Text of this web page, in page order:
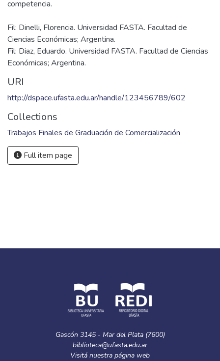
Fil: Dinelli, Florencia. Universidad FASTA. Facultad de
Ciencias Económicas; Argentina.
Fil: Diaz, Eduardo. Universidad FASTA. Facultad de Ciencias
Económicas; Argentina.
URI
http://dspace.ufasta.edu.ar/handle/123456789/602
Collections
Trabajos Finales de Graduación de Comercialización
Full item page
Gascón 3145 - Mar del Plata (7600)
biblioteca@ufasta.edu.ar
Visitá nuestra página web